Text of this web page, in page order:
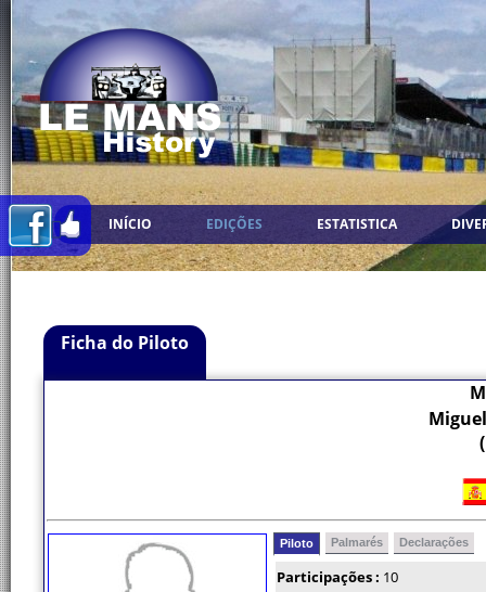
INÍCIO EDIÇÕES ESTATISTICA
Ficha do Piloto
Piloto Palmarés Declarações
Participações : 10